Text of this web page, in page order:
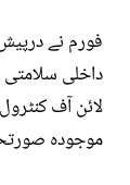
فورم نے
داخلی
لائن آف
موجودہ